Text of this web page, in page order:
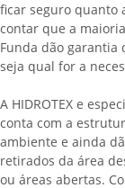
ficar seguro quanto
contar que a
Funda dão garantia
seja qual for a
A HIDROTEX e
conta com a
ambiente e ainda
retirados da área
ou áreas abertas.